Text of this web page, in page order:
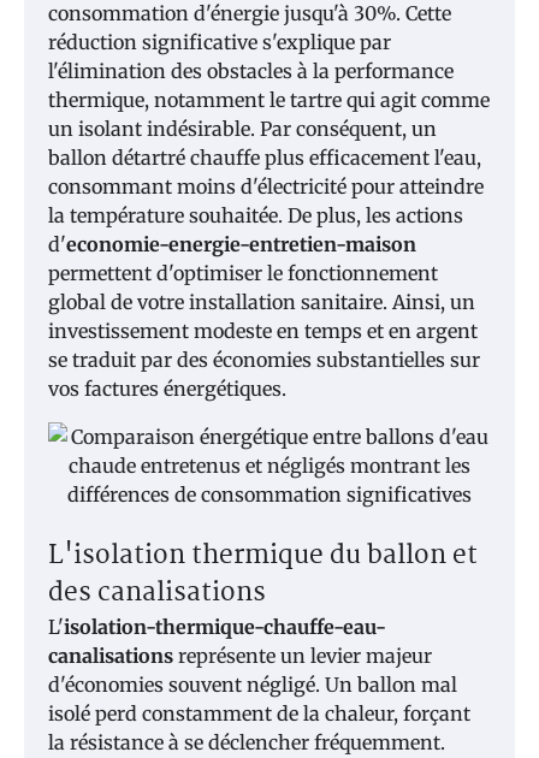
consommation d'énergie jusqu'à 30%. Cette
réduction significative s'explique par
l'élimination des obstacles à la performance
thermique, notamment le tartre qui agit comme
un isolant indésirable. Par conséquent, un
ballon détartré chauffe plus efficacement l'eau,
consommant moins d'électricité pour atteindre
la température souhaitée. De plus, les actions
d'economie-energie-entretien-maison
permettent d'optimiser le fonctionnement
global de votre installation sanitaire. Ainsi, un
investissement modeste en temps et en argent
se traduit par des économies substantielles sur
vos factures énergétiques.
L'isolation thermique du ballon et
des canalisations
L'isolation-thermique-chauffe-eau-
canalisations représente un levier majeur
d'économies souvent négligé. Un ballon mal
isolé perd constamment de la chaleur, forçant
la résistance à se déclencher fréquemment.